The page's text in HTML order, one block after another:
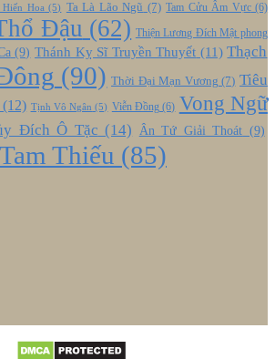
Hiến Hoa(5) Ta Là Lão Ngũ (7) Tam Cửu Âm Vực(6)
Đậu (62) Thiện Lương Đích Mật phong
(9) Thánh Kỵ Sĩ Truyền Thuyết (11) Thạch
(90) Thời Đại Mạn Vương (7) Tiêu
Tịnh Vô Ngân (5) Viễn Đồng (6) Vong Ngữ
Đích Ô Tặc (14) Ân Tứ Giải Thoát (9)
Thiếu (85)